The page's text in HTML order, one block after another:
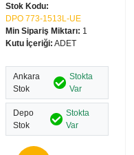
Stok Kodu:
DPO 773-1513L-UE
Min Sipariş Miktarı: 1
Kutu İçeriği: ADET
Ankara
Stok
Stokta
Var
Depo
Stok
Stokta
Var